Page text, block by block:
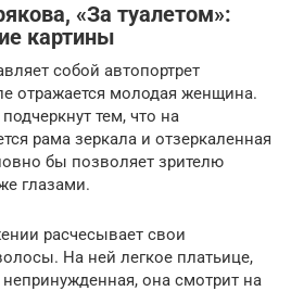
«За туалетом»:
картины
собой автопортрет
отражается молодая женщина.
тем, что на
рама зеркала и отзеркаленная
бы позволяет зрителю
глазами.
расчесывает свои
На ней легкое платьице,
непринужденная, она смотрит на